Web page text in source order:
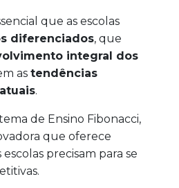
que as escolas
diferenciados, que
integral dos
astendências
.
de Ensino Fibonacci,
que oferece
precisam para se